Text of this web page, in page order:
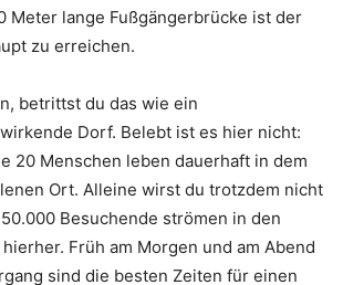
Meter lange Fußgängerbrücke ist der
zu erreichen.
betrittst du das wie ein
Dorf. Belebt ist es hier nicht:
20 Menschen leben dauerhaft in dem
Ort. Alleine wirst du trotzdem nicht
Besuchende strömen in den
Früh am Morgen und am Abend
sind die besten Zeiten für einen